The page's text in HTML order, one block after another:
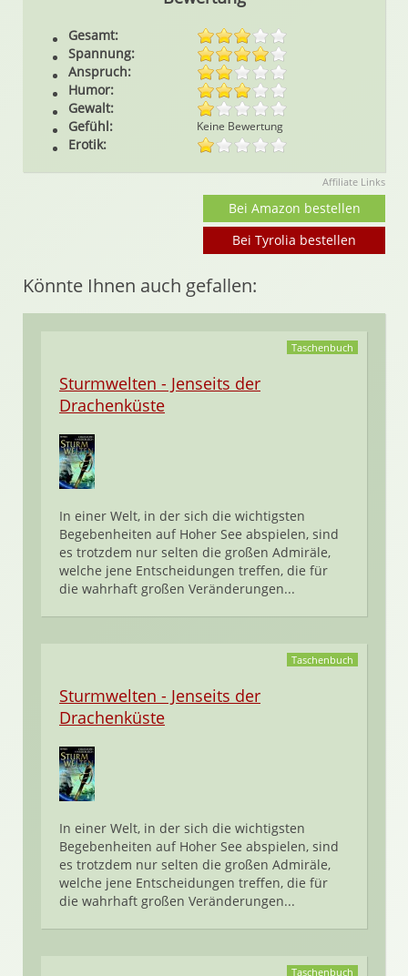
Gesamt:
Spannung:
Anspruch:
Humor:
Gewalt:
Gefühl:
Keine Bewertung
Erotik:
Affiliate Links
Bei Amazon bestellen
Bei Tyrolia bestellen
Könnte Ihnen auch gefallen:
Taschenbuch
Sturmwelten - Jenseits der
Drachenküste
In einer Welt, in der sich die wichtigsten
Begebenheiten auf Hoher See abspielen, sind
es trotzdem nur selten die großen Admiräle,
welche jene Entscheidungen treffen, die für
die wahrhaft großen Veränderungen...
Taschenbuch
Sturmwelten - Jenseits der
Drachenküste
In einer Welt, in der sich die wichtigsten
Begebenheiten auf Hoher See abspielen, sind
es trotzdem nur selten die großen Admiräle,
welche jene Entscheidungen treffen, die für
die wahrhaft großen Veränderungen...
Taschenbuch